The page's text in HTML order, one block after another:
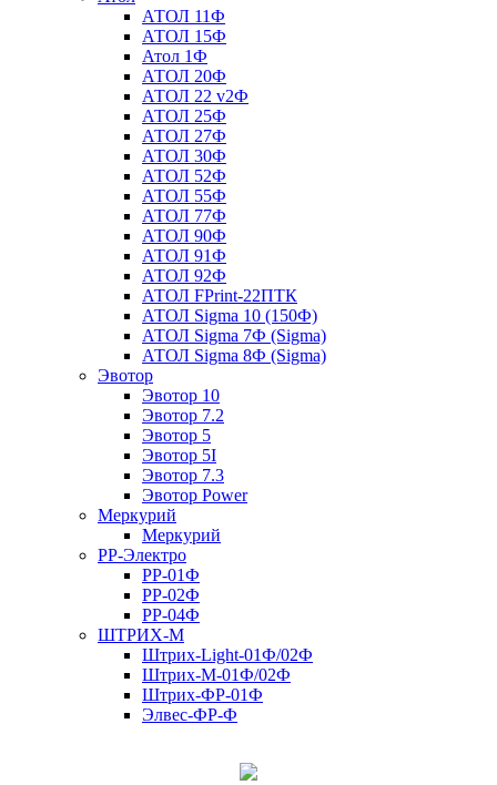
АТОЛ 11Ф
АТОЛ 15Ф
Атол 1Ф
АТОЛ 20Ф
АТОЛ 22 v2Ф
АТОЛ 25Ф
АТОЛ 27Ф
АТОЛ 30Ф
АТОЛ 52Ф
АТОЛ 55Ф
АТОЛ 77Ф
АТОЛ 90Ф
АТОЛ 91Ф
АТОЛ 92Ф
АТОЛ FPrint-22ПТК
АТОЛ Sigma 10 (150Ф)
АТОЛ Sigma 7Ф (Sigma)
АТОЛ Sigma 8Ф (Sigma)
Эвотор
Эвотор 10
Эвотор 7.2
Эвотор 5
Эвотор 5I
Эвотор 7.3
Эвотор Power
Меркурий
Меркурий
РР-Электро
РР-01Ф
РР-02Ф
РР-04Ф
ШТРИХ-М
Штрих-Light-01Ф/02Ф
Штрих-М-01Ф/02Ф
Штрих-ФР-01Ф
Элвес-ФР-Ф